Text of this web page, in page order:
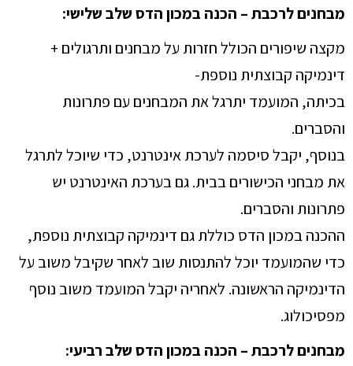
מבחנים לרכבת – הכנה במכון הדס שלב שלישי:
מקצה שיפורים הכולל חזרות על מבחנים ותרגולים +
דינמיקה קבוצתית נוספת-
בכיתה, המועמד יתרגל את המבחנים עם פתרונות
והסברים.
בנוסף, יקבל סיסמה לערכת אינטרנט, כדי שיוכל לתרגל
את מבחני הכישורים בבית. גם בערכת האינטרנט יש
פתרונות והסברים.
ההכנה במכון הדס כוללת גם דינמיקה קבוצתית נוספת,
כדי שהמועמד יוכל להתנסות שוב לאחר שקיבל משוב על
הדינמיקה הראשונה. לאחריה יקבל המועמד משוב נוסף
מפסיכולוג.
מבחנים לרכבת – הכנה במכון הדס שלב רביעי: